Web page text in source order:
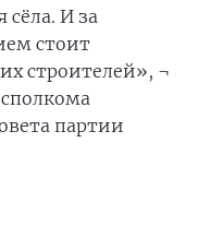
сёла. И за
стоит
строителей», ¬
партии